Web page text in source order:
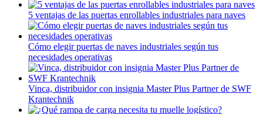
5 ventajas de las puertas enrollables industriales para naves
Cómo elegir puertas de naves industriales según tus
necesidades operativas
Vinca, distribuidor con insignia Master Plus Partner de SWF
Krantechnik